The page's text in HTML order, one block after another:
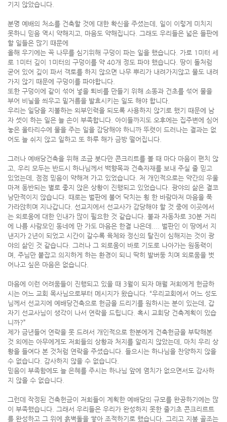
기지 않았습니다.
분명 예배의 처소를 건축할 것에 대한 확신을 주셨는데, 일이 이렇게 미치지
못하니 믿음 역시 약해지고, 마음도 약해집니다. 그래도 우리들은 넓은 들판에
할 일들은 많기 때문에
올해 우기에는 꼭 나무를 심기위해 구덩이 파는 일을 했습니다. 가로 1미터 세
로 1미터 깊이 1미터의 구덩이를 약 40개 정도 파야 했습니다. 땅이 돌처럼
굳어 있어 깊이 파서 객토를 하지 않으면 나무 뿌리가 내려가지않고 물도 내려
가지 않기 때문에 구덩이를 파야합니다.
또한 구덩이에 같이 섞어 넣을 퇴비를 만들기 위해 소똥과 건초를 섞어 물을
부어 비닐을 씌우고 밑거름을 발효시키는 일도 해야 합니다.
우리는 일당을 지불하는 외부인력을 되도록 사용하지 않기로 했기 때문에 남
자 셋이 하는 일은 늘 손이 부족합니다. 아이들까지도 오후에는 집주변에 심어
놓은 울타리수에 물을 주는 일을 감당해야 하니까 뚜렷이 드러나는 결과는 없
어도 늘 쉬지 않고 일하고 또 하루 해가 금방 떨어집니다.
그러나 예배당건축을 위해 조금 붓다만 콘크리트를 볼 때 마다 마음이 편치 않
고, 우리 모두는 반드시 하나님께서 백향목과 건축자재를 보내 주실 줄 믿고
있었는데, 점점 믿음이 약해져 가고 있었습니다. 저 개인적으로는 약간의 우울
마져 동반되는 별로 좋지 않은 상황이 진행되고 있었습니다. 광야의 삶은 결코
낭만적이지 않습니다. 때로는 벌판에 불어 닥치는 횡 한 바람마저 마음을 푹
가라앉히며 지나갑니다. 선교지에서 선교사가 감당해야 할 것 중에 이곳에서
는 외로움에 대한 인내가 많이 필요한 것 같습니다. 불과 자동차로 30분 거리
에 나름 사람모인 동네에 만 가도 마음은 한결 나은데.... 벌판인 이 땅에서 지
낸지가 2년이 되었고 시간이 갈수록 육체와 정신의 탈진이 심해지는 것이 광
야의 삶인 것 같습니다. 그러나 그 외로움이 바로 기도로 나아가는 원동력이
며, 주님만 붙잡고 의지하게 하는 환경이 되니 딱히 발버둥 치며 외로움을 벗
어나고 싶은 마음은 없습니다.
마음에 이런 어려움들이 진행되고 있을 때 3월이 되자 매월 저희에게 헌금하
시는 어느 교회 목사님으로부터 메시지가 왔습니다. “우리교회에서 어느 성도
님께서 선교지에 예배당건축으로 헌금을 드리기를 원하시는 분이 있는데, 갑
자기 선교사님이 생각이 나서 연락을 드립니다. 혹시 교회당 건축계획이 있습
니까?”
제가 금년들어 연락을 못 드려서 개인적으로 한분에게 건축헌금을 부탁해본
것 외에는 아무에게도 저희들의 상황과 처지를 알리지 않았는데, 마치 우리 상
황을 들여다 본 것처럼 연락을 주셨습니다. 들으시는 하나님을 찬양하지 않을
수 없습니다. 감사하지 않을 수 없습니다.
믿음이 부족함에도 늘 은혜를 주시는 하나님 앞에 염치가 없으면서도 감사하
지 않을 수 없습니다.
그런데 작정된 건축헌금이 저희들이 계획한 예배당의 규모를 완공하기에는 많
이 부족했습니다. 그래서 우리들은 우리가 완성하지 못한 줄기초 콘크리르트
를 완성하고 그 위에 흙벽돌을 쌓아 조적하기로 했습니다. 그리고 지붕 골조는